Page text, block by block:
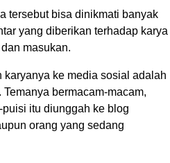
tersebut bisa dinikmati banyak
yang diberikan terhadap karya
masukan.
ke media sosial adalah
bermacam-macam,
itu diunggah ke blog
orang yang sedang